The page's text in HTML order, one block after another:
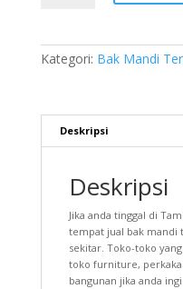
Kategori: Bak Mandi
Deskripsi
Deskripsi
Jika anda tinggal di
tempat jual bak mandi
sekitar. Toko-toko
toko furniture,
bangunan jika anda